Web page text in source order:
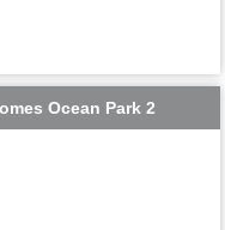
Ocean Park 2